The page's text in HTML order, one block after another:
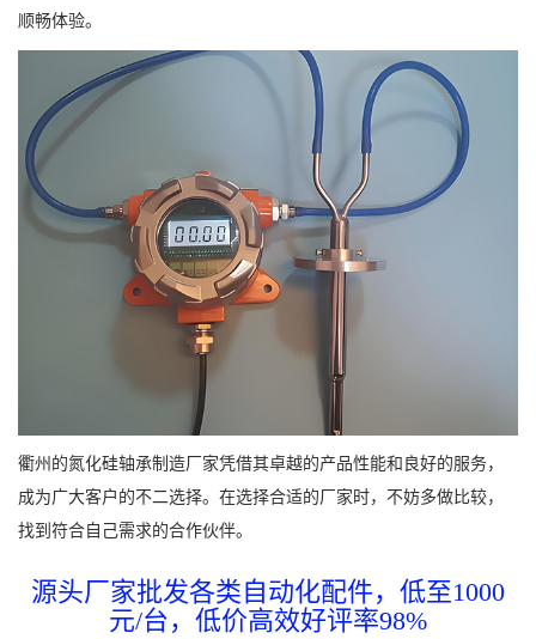
顺畅体验。
衢州的氮化硅轴承制造厂家凭借其卓越的产品性能和良好的服务，
成为广大客户的不二选择。在选择合适的厂家时，不妨多做比较，
找到符合自己需求的合作伙伴。
源头厂家批发各类自动化配件，低至1000
元/台，低价高效好评率98%